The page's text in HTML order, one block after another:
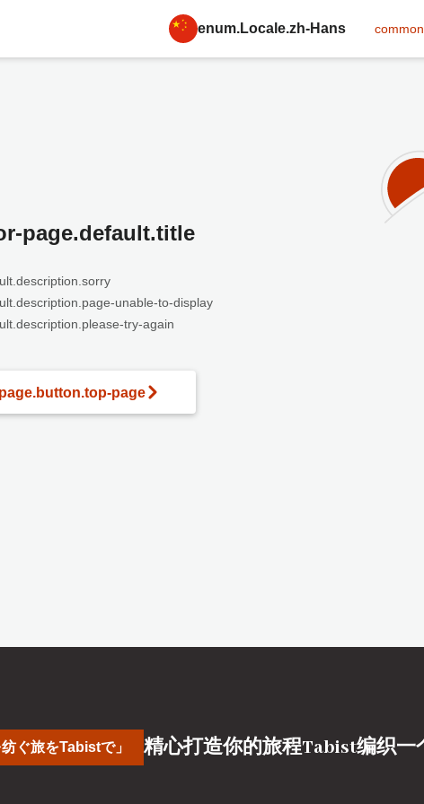
enum.Locale.zh-Hans
page.default.title
unable-to-display
try-again
page
ぐ旅をTabistで」 精心打造你的旅程Tabist编织一